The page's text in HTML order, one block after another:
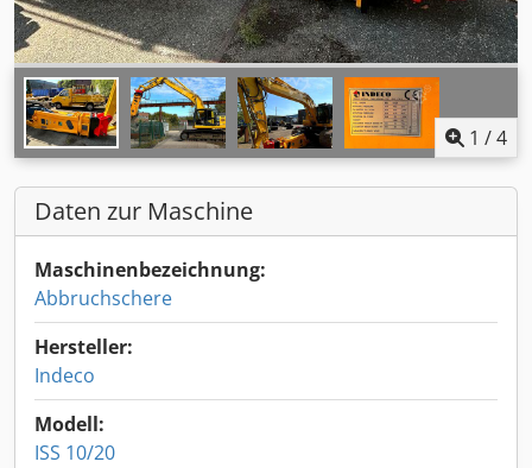
1 /4
Daten zur Maschine
Maschinenbezeichnung:
Abbruchschere
Hersteller:
Indeco
Modell:
ISS 10/20